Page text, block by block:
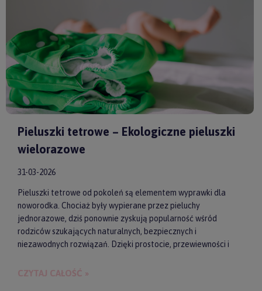
Pieluszki tetrowe – Ekologiczne pieluszki
wielorazowe
31-03-2026
Pieluszki tetrowe od pokoleń są elementem wyprawki dla
noworodka. Chociaż były wypierane przez pieluchy
jednorazowe, dziś ponownie zyskują popularność wśród
rodziców szukających naturalnych, bezpiecznych i
niezawodnych rozwiązań. Dzięki prostocie, przewiewności i
przyjazne dla skóry niemowlęcia. Gwarantują też ekologiczne
CZYTAJ CAŁOŚĆ »